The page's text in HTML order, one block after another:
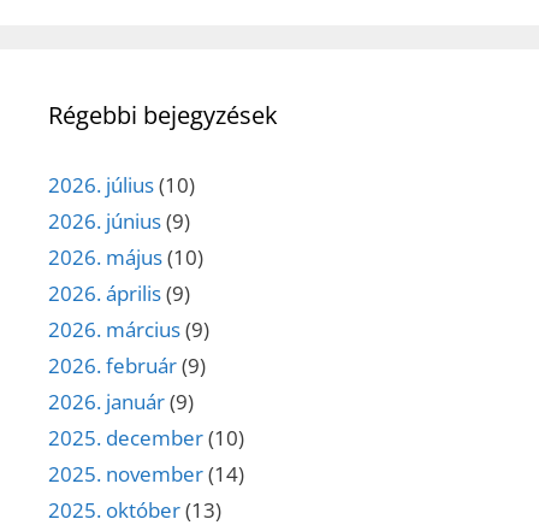
Régebbi bejegyzések
2026. július(10)
2026. június(9)
2026. május(10)
2026. április(9)
2026. március(9)
2026. február(9)
2026. január(9)
2025. december(10)
2025. november(14)
2025. október(13)